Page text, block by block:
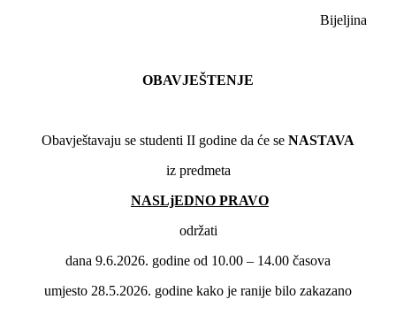
Bijeljina
OBAVJEŠTENJE
Obavještavaju se studenti II godine da će se NASTAVA
iz predmeta
NASLjEDNO PRAVO
održati
dana 9.6.2026. godine od 10.00 – 14.00 časova
umjesto 28.5.2026. godine kako je ranije bilo zakazano